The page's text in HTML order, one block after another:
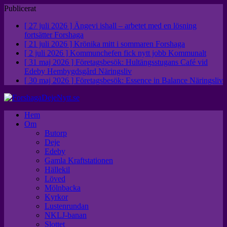
Publicerat
[ 27 juli 2026 ] Ängevi ishall – arbetet med en lösning
fortsätter Forshaga
[ 21 juli 2026 ] Krönika mitt i sommaren Forshaga
[ 2 juli 2026 ] Kommunchefen fick nytt jobb Kommunalt
[ 31 maj 2026 ] Företagsbesök: Hultängsstugans Café vid
Edeby Hembygdsgård Näringsliv
[ 30 maj 2026 ] Företagsbesök: Essence in Balance Näringsliv
Hem
Om
Butorp
Deje
Edeby
Gamla Kraftstationen
Hällekil
Löved
Mölnbacka
Kyrkor
Lustenrundan
NKLJ-banan
Slottet